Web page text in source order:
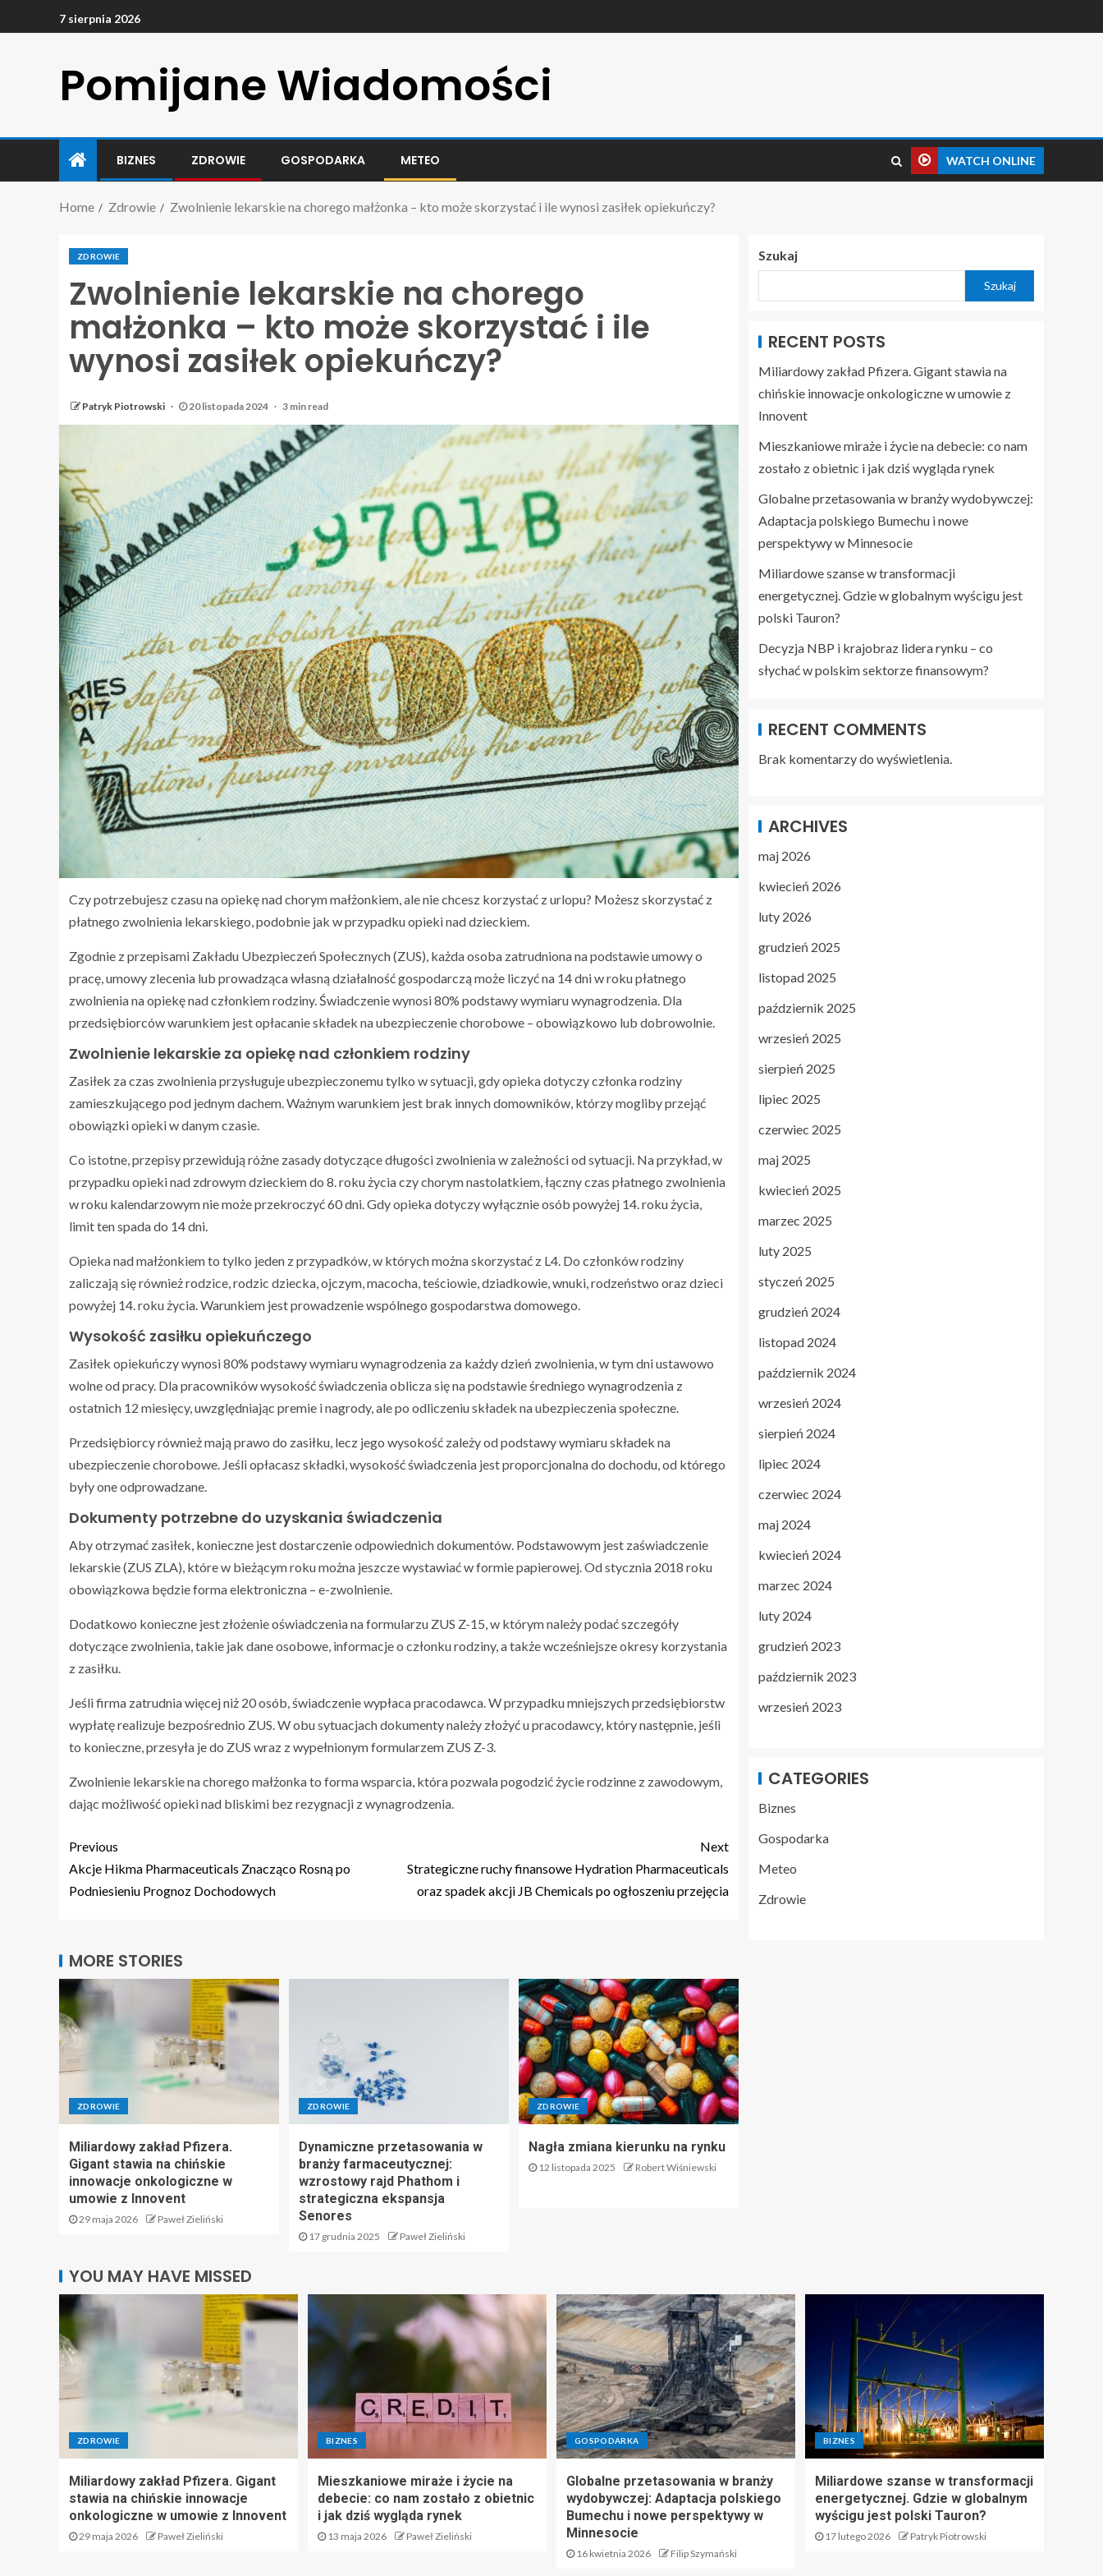
7 sierpnia 2026
Pomijane Wiadomości
BIZNES ZDROWIE GOSPODARKA METEO WATCH ONLINE
Home Zdrowie Zwolnienie lekarskie na chorego małżonka – kto może skorzystać i ile wynosi zasiłek opiekuńczy?
ZDROWIE
Zwolnienie lekarskie na chorego
małżonka – kto może skorzystać i ile
wynosi zasiłek opiekuńczy?
Patryk Piotrowski 20 listopada 2024 3 min read
Czy potrzebujesz czasu na opiekę nad chorym małżonkiem, ale nie chcesz korzystać z urlopu? Możesz skorzystać z
płatnego zwolnienia lekarskiego, podobnie jak w przypadku opieki nad dzieckiem.
Zgodnie z przepisami Zakładu Ubezpieczeń Społecznych (ZUS), każda osoba zatrudniona na podstawie umowy o
pracę, umowy zlecenia lub prowadząca własną działalność gospodarczą może liczyć na 14 dni w roku płatnego
zwolnienia na opiekę nad członkiem rodziny. Świadczenie wynosi 80% podstawy wymiaru wynagrodzenia. Dla
przedsiębiorców warunkiem jest opłacanie składek na ubezpieczenie chorobowe – obowiązkowo lub dobrowolnie.
Zwolnienie lekarskie za opiekę nad członkiem rodziny
Zasiłek za czas zwolnienia przysługuje ubezpieczonemu tylko w sytuacji, gdy opieka dotyczy członka rodziny
zamieszkującego pod jednym dachem. Ważnym warunkiem jest brak innych domowników, którzy mogliby przejąć
obowiązki opieki w danym czasie.
Co istotne, przepisy przewidują różne zasady dotyczące długości zwolnienia w zależności od sytuacji. Na przykład, w
przypadku opieki nad zdrowym dzieckiem do 8. roku życia czy chorym nastolatkiem, łączny czas płatnego zwolnienia
w roku kalendarzowym nie może przekroczyć 60 dni. Gdy opieka dotyczy wyłącznie osób powyżej 14. roku życia,
limit ten spada do 14 dni.
Opieka nad małżonkiem to tylko jeden z przypadków, w których można skorzystać z L4. Do członków rodziny
zaliczają się również rodzice, rodzic dziecka, ojczym, macocha, teściowie, dziadkowie, wnuki, rodzeństwo oraz dzieci
powyżej 14. roku życia. Warunkiem jest prowadzenie wspólnego gospodarstwa domowego.
Wysokość zasiłku opiekuńczego
Zasiłek opiekuńczy wynosi 80% podstawy wymiaru wynagrodzenia za każdy dzień zwolnienia, w tym dni ustawowo
wolne od pracy. Dla pracowników wysokość świadczenia oblicza się na podstawie średniego wynagrodzenia z
ostatnich 12 miesięcy, uwzględniając premie i nagrody, ale po odliczeniu składek na ubezpieczenia społeczne.
Przedsiębiorcy również mają prawo do zasiłku, lecz jego wysokość zależy od podstawy wymiaru składek na
ubezpieczenie chorobowe. Jeśli opłacasz składki, wysokość świadczenia jest proporcjonalna do dochodu, od którego
były one odprowadzane.
Dokumenty potrzebne do uzyskania świadczenia
Aby otrzymać zasiłek, konieczne jest dostarczenie odpowiednich dokumentów. Podstawowym jest zaświadczenie
lekarskie (ZUS ZLA), które w bieżącym roku można jeszcze wystawiać w formie papierowej. Od stycznia 2018 roku
obowiązkowa będzie forma elektroniczna – e-zwolnienie.
Dodatkowo konieczne jest złożenie oświadczenia na formularzu ZUS Z-15, w którym należy podać szczegóły
dotyczące zwolnienia, takie jak dane osobowe, informacje o członku rodziny, a także wcześniejsze okresy korzystania
z zasiłku.
Jeśli firma zatrudnia więcej niż 20 osób, świadczenie wypłaca pracodawca. W przypadku mniejszych przedsiębiorstw
wypłatę realizuje bezpośrednio ZUS. W obu sytuacjach dokumenty należy złożyć u pracodawcy, który następnie, jeśli
to konieczne, przesyła je do ZUS wraz z wypełnionym formularzem ZUS Z-3.
Zwolnienie lekarskie na chorego małżonka to forma wsparcia, która pozwala pogodzić życie rodzinne z zawodowym,
dając możliwość opieki nad bliskimi bez rezygnacji z wynagrodzenia.
Previous
Akcje Hikma Pharmaceuticals Znacząco Rosną po
Podniesieniu Prognoz Dochodowych
Next
Strategiczne ruchy finansowe Hydration Pharmaceuticals
oraz spadek akcji JB Chemicals po ogłoszeniu przejęcia
MORE STORIES
ZDROWIE
Miliardowy zakład Pfizera.
Gigant stawia na chińskie
innowacje onkologiczne w
umowie z Innovent
29 maja 2026 Paweł Zieliński
ZDROWIE
Dynamiczne przetasowania w
branży farmaceutycznej:
wzrostowy rajd Phathom i
strategiczna ekspansja
Senores
17 grudnia 2025 Paweł Zieliński
ZDROWIE
Nagła zmiana kierunku na rynku
12 listopada 2025 Robert Wiśniewski
Szukaj
Szukaj
RECENT POSTS
Miliardowy zakład Pfizera. Gigant stawia na
chińskie innowacje onkologiczne w umowie z
Innovent
Mieszkaniowe miraże i życie na debecie: co nam
zostało z obietnic i jak dziś wygląda rynek
Globalne przetasowania w branży wydobywczej:
Adaptacja polskiego Bumechu i nowe
perspektywy w Minnesocie
Miliardowe szanse w transformacji
energetycznej. Gdzie w globalnym wyścigu jest
polski Tauron?
Decyzja NBP i krajobraz lidera rynku – co
słychać w polskim sektorze finansowym?
RECENT COMMENTS
Brak komentarzy do wyświetlenia.
ARCHIVES
maj 2026
kwiecień 2026
luty 2026
grudzień 2025
listopad 2025
październik 2025
wrzesień 2025
sierpień 2025
lipiec 2025
czerwiec 2025
maj 2025
kwiecień 2025
marzec 2025
luty 2025
styczeń 2025
grudzień 2024
listopad 2024
październik 2024
wrzesień 2024
sierpień 2024
lipiec 2024
czerwiec 2024
maj 2024
kwiecień 2024
marzec 2024
luty 2024
grudzień 2023
październik 2023
wrzesień 2023
CATEGORIES
Biznes
Gospodarka
Meteo
Zdrowie
YOU MAY HAVE MISSED
ZDROWIE
Miliardowy zakład Pfizera. Gigant
stawia na chińskie innowacje
onkologiczne w umowie z Innovent
29 maja 2026 Paweł Zieliński
BIZNES
Mieszkaniowe miraże i życie na
debecie: co nam zostało z obietnic
i jak dziś wygląda rynek
13 maja 2026 Paweł Zieliński
GOSPODARKA
Globalne przetasowania w branży
wydobywczej: Adaptacja polskiego
Bumechu i nowe perspektywy w
Minnesocie
16 kwietnia 2026 Filip Szymański
BIZNES
Miliardowe szanse w transformacji
energetycznej. Gdzie w globalnym
wyścigu jest polski Tauron?
17 lutego 2026 Patryk Piotrowski